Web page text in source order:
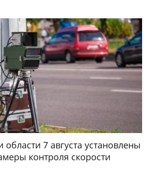
области 7 августа установлены
контроля скорости